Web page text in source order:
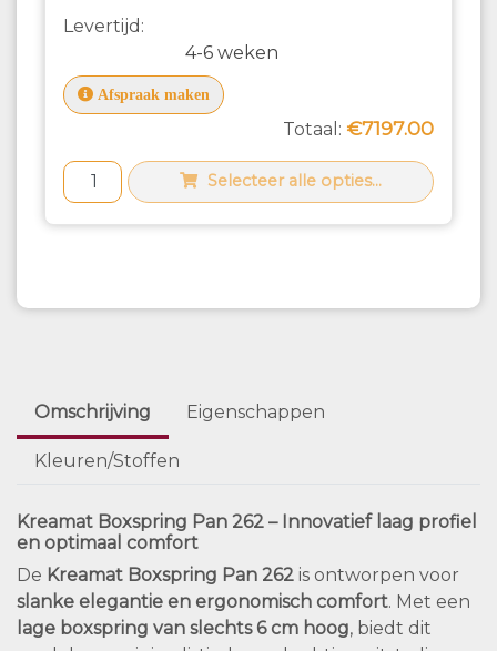
Levertijd:
4-6 weken
Afspraak maken
Totaal: €7197.00
Selecteer alle opties...
Omschrijving Eigenschappen
Kleuren/Stoffen
Kreamat Boxspring Pan 262 – Innovatief laag profiel
en optimaal comfort
De Kreamat Boxspring Pan 262 is ontworpen voor
slanke elegantie en ergonomisch comfort. Met een
lage boxspring van slechts 6 cm hoog, biedt dit